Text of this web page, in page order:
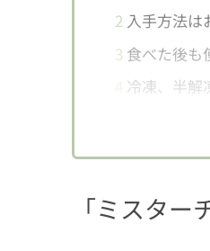
2 入手方法は
3 食べた後も
冷凍、半解
5.1冷凍●
5.3完全解
「ミスター